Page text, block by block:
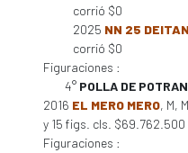
corrió $0
2025 NN 25
corrió $0
Figuraciones :
4° POLLA DE
2016 EL MERO MERO, M,
y 15 figs. cls. $69.762.500
Figuraciones :